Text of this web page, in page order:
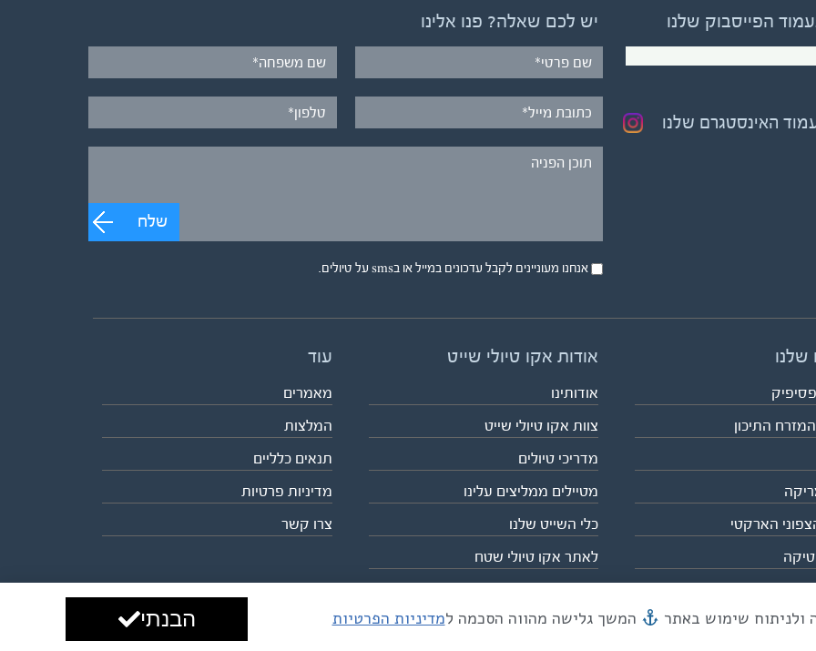
הפייסבוק שלנו
האינסטגרם שלנו
יש לכם שאלה? פנו אלינו
שלח
אנחנו מעוניינים לקבל עדכונים במייל או בsms על טיולים.
שלנו
התיכון
הארקטי
אודות אקו טיולי שייט
אודותינו
צוות אקו טיולי שייט
מדריכי טיולים
מטיילים ממליצים עלינו
כלי השייט שלנו
לאתר אקו טיולי שטח
עוד
מאמרים
המלצות
תנאים כלליים
מדיניות פרטיות
צרו קשר
מייל mail@eco.co.il | כתובתנו המסגר 55, תל אביב עיצוב ופיתוח: ביבר גלובל
המשך גלישה מהווה הסכמה למדיניות הפרטיות הבנתי